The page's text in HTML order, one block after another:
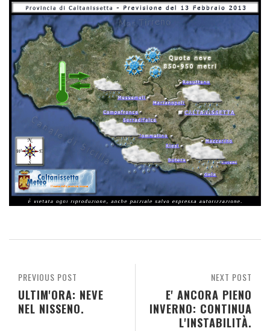
NEXT POST
E' ANCORA PIENO
INVERNO: CONTINUA
L'INSTABILITÀ.
PREVIOUS POST
ULTIM'ORA: NEVE
NEL NISSENO.